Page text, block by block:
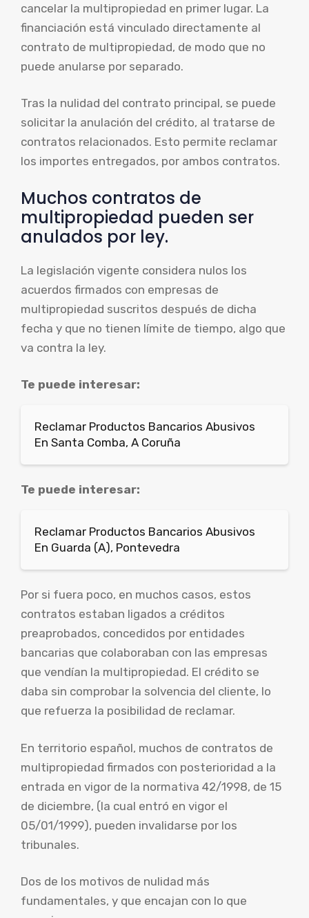
cancelar la multipropiedad en primer lugar. La
financiación está vinculado directamente al
contrato de multipropiedad, de modo que no
puede anularse por separado.
Tras la nulidad del contrato principal, se puede
solicitar la anulación del crédito, al tratarse de
contratos relacionados. Esto permite reclamar
los importes entregados, por ambos contratos.
Muchos contratos de
multipropiedad pueden ser
anulados por ley.
La legislación vigente considera nulos los
acuerdos firmados con empresas de
multipropiedad suscritos después de dicha
fecha y que no tienen límite de tiempo, algo que
va contra la ley.
Te puede interesar:
Reclamar Productos Bancarios Abusivos
En Santa Comba, A Coruña
Te puede interesar:
Reclamar Productos Bancarios Abusivos
En Guarda (A), Pontevedra
Por si fuera poco, en muchos casos, estos
contratos estaban ligados a créditos
preaprobados, concedidos por entidades
bancarias que colaboraban con las empresas
que vendían la multipropiedad. El crédito se
daba sin comprobar la solvencia del cliente, lo
que refuerza la posibilidad de reclamar.
En territorio español, muchos de contratos de
multipropiedad firmados con posterioridad a la
entrada en vigor de la normativa 42/1998, de 15
de diciembre, (la cual entró en vigor el
05/01/1999), pueden invalidarse por los
tribunales.
Dos de los motivos de nulidad más
fundamentales, y que encajan con lo que